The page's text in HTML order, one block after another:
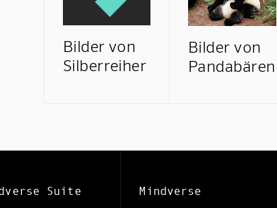
Bilder von
Silberreiher
Bilder von
Pandabären
Suite Mindverse